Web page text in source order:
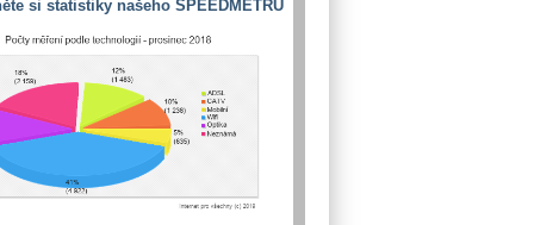
si statistiky našeho SPEEDMETRU